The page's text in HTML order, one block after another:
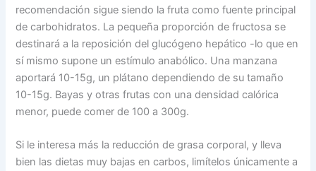
recomendación sigue siendo la fruta como fuente principal
de carbohidratos. La pequeña proporción de fructosa se
destinará a la reposición del glucógeno hepático -lo que en
sí mismo supone un estímulo anabólico. Una manzana
aportará 10-15g, un plátano dependiendo de su tamaño
10-15g. Bayas y otras frutas con una densidad calórica
menor, puede comer de 100 a 300g.
Si le interesa más la reducción de grasa corporal, y lleva
bien las dietas muy bajas en carbos, limítelos únicamente a